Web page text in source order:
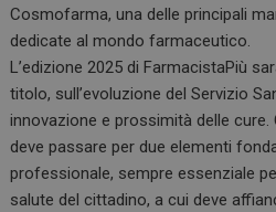
Cosmofarma, una delle principali
dedicate al mondo farmaceutico.
L’edizione 2025 di FarmacistaPiù
titolo, sull’evoluzione del Servizio
innovazione e prossimità delle
deve passare per due elementi
professionale, sempre essenziale
salute del cittadino, a cui deve